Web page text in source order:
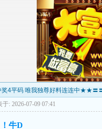
4平码 唯我独尊好料连连中★★〓
于: 2026-07-09 07:41
牛D